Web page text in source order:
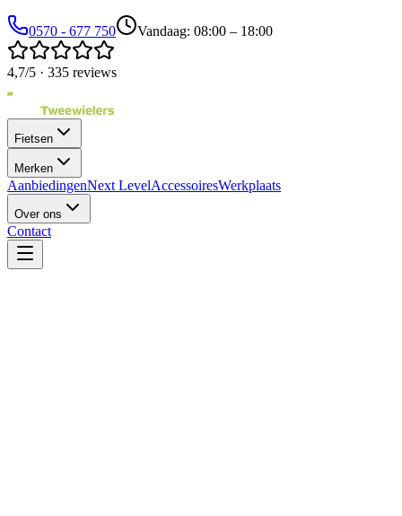
0570 - 677 750 Vandaag: 08:00 – 18:00
4,7/5 · 335 reviews
Fietsen
Merken
AanbiedingenNext LevelAccessoiresWerkplaats
Over ons
Contact